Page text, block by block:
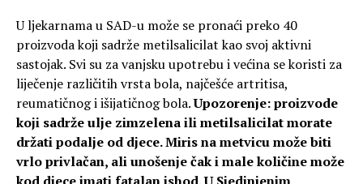
U ljekarnama u SAD-u može se pronaći preko 40
proizvoda koji sadrže metilsalicilat kao svoj aktivni
sastojak. Svi su za vanjsku upotrebu i većina se koristi za
liječenje različitih vrsta bola, najčešće artritisa,
reumatičnog i išijatičnog bola.Upozorenje: proizvode
koji sadrže ulje zimzelena ili metilsalicilat morate
držati podalje od djece. Miris na metvicu može biti
vrlo privlačan, ali unošenje čak i male količine može